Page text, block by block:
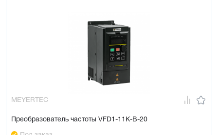
MEYERTEC
Преобразователь частоты VFD1-11K-B-20